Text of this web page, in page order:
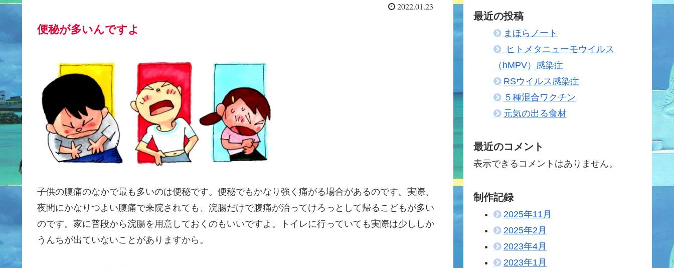
2022.01.23
便秘が多いんですよ
子供の腹痛のなかで最も多いのは便秘です。便秘でもかなり強く痛がる場合があるのです。実際、
夜間にかなりつよい腹痛で来院されても、浣腸だけで腹痛が治ってけろっとして帰るこどもが多い
のです。家に普段から浣腸を用意しておくのもいいですよ。トイレに行っていても実際は少ししか
うんちが出ていないことがありますから。
最近の投稿
まほらノート
ヒトメタニューモウイルス
（hMPV）感染症
RSウイルス感染症
５種混合ワクチン
元気の出る食材
最近のコメント
表示できるコメントはありません。
制作記録
2025年11月
2025年2月
2023年4月
2023年1月